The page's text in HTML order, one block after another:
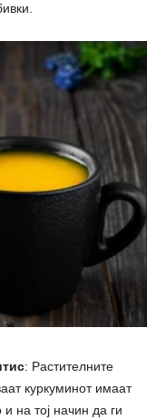
: Растителните
куркуминот имаат
на тој начин да ги